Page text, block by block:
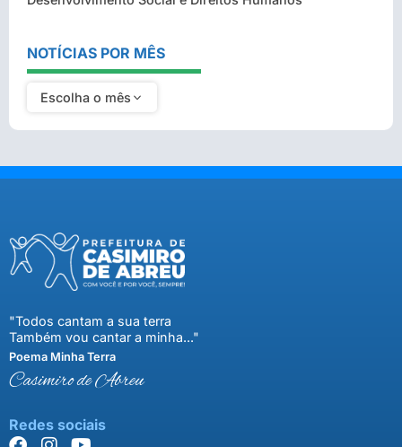
NOTÍCIAS POR MÊS
Escolha o mês
"Todos cantam a sua terra
Também vou cantar a minha..."
Poema Minha Terra
Casimiro de Abreu
Redes sociais